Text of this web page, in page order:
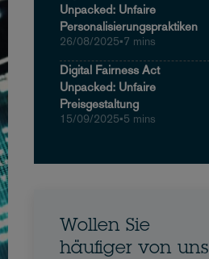
Unpacked: Unfaire
Personalisierungspraktiken
26/08/2025•7 mins
Digital Fairness Act
Unpacked: Unfaire
Preisgestaltung
15/09/2025•5 mins
Wollen Sie
häufiger von uns